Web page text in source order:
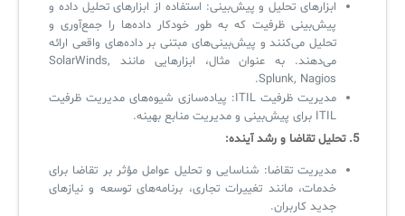
ابزارهای تحلیل و پیش‌بینی: استفاده از ابزارهای تحلیل داده و
پیش‌بینی ظرفیت که به طور خودکار داده‌ها را جمع‌آوری و
تحلیل می‌کنند و پیش‌بینی‌های مبتنی بر داده‌های واقعی ارائه
می‌دهند. به عنوان مثال، ابزارهایی مانند SolarWinds,
Splunk, Nagios.
مدیریت ظرفیت ITIL: پیاده‌سازی شیوه‌های مدیریت ظرفیت
ITIL برای پیش‌بینی و مدیریت منابع بهینه.
5. تحلیل تقاضا و رشد آینده:
مدیریت تقاضا: شناسایی و تحلیل عوامل مؤثر بر تقاضا برای
خدمات، مانند تغییرات تجاری، برنامه‌های توسعه و نیازهای
جدید کاربران.
سامانه مدیریت دارایی‌ها [Asset Explorer]
سامانه مدیریت پشتیبانی مشتریان
◉
ManageEngine Malware Protection Plus
سامانه مدیریت دسترسی ممتاز